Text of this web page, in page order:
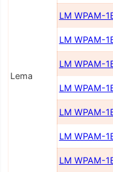
Lema
LM WPAM-
LM WPAM-
LM WPAM-
LM WPAM-
LM WPAM-
LM WPAM-
LM WPAM-